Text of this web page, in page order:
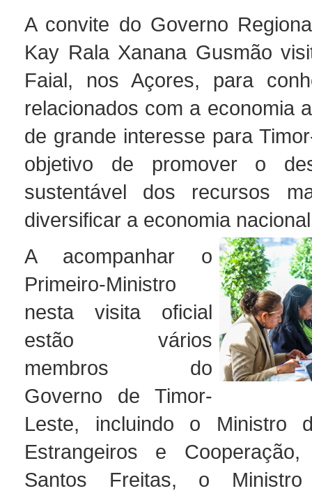
A convite do Governo
Kay Rala Xanana Gusmão
Faial, nos Açores, para
relacionados com a economia
de grande interesse para
objetivo de promover o
sustentável dos recursos
diversificar a economia
A acompanhar o
Primeiro-Ministro
nesta visita oficial
estão vários
membros do
Governo de Timor-
Leste, incluindo o Ministro
Estrangeiros e
Santos Freitas, o